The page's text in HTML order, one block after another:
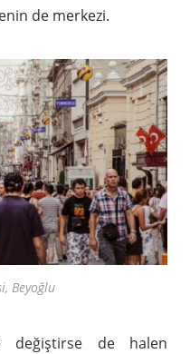
de merkezi.
Beyoğlu
değiştirse de halen